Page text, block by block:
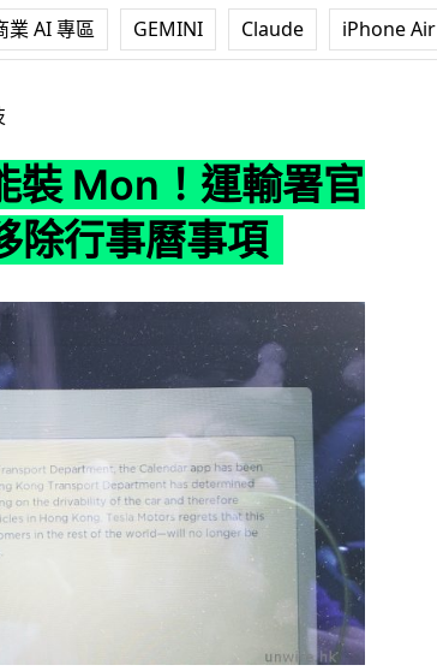
業 AI 專區 GEMINI Claude iPhone Air
裝 Mon！運輸署官
除行事曆事項